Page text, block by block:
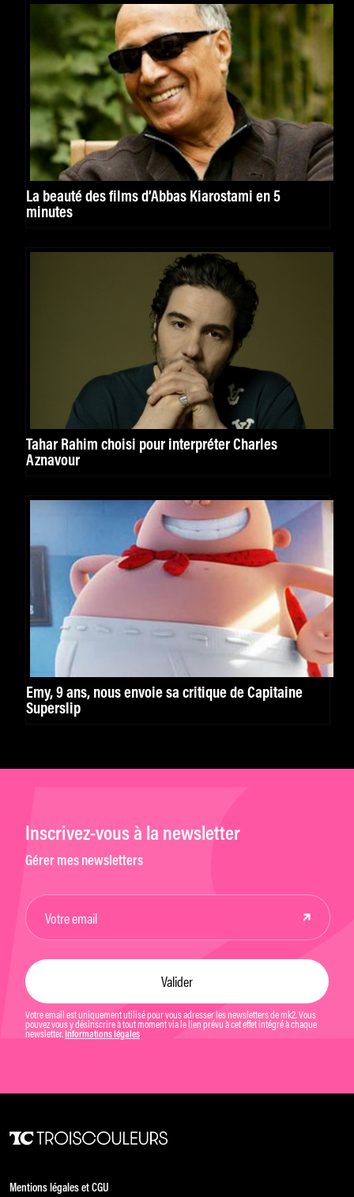
La beauté des films d’Abbas Kiarostami en 5
minutes
Tahar Rahim choisi pour interpréter Charles
Aznavour
Emy, 9 ans, nous envoie sa critique de Capitaine
Superslip
Inscrivez-vous à la newsletter
Gérer mes newsletters
Votre email est uniquement utilisé pour vous adresser les newsletters de mk2. Vous
pouvez vous y désinscrire à tout moment via le lien prévu à cet effet intégré à chaque
newsletter. Informations légales
Mentions légales et CGU